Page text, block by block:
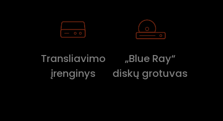
Transliavimo
įrenginys
„Blue Ray“
diskų grotuvas